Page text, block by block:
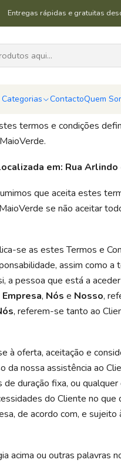
Categorias ContactoQuem
Entregas rápidas e gratuitas
Início Termos e
e
termos e condições
em: Rua Arlindo
que aceita estes
se não aceitar
se as estes Termos e
assim como a
a pessoa que está a
, Nós e Nosso,
, referem-se tanto ao
à oferta, aceitação e
da nossa assistência ao
duração fixa, ou
do Cliente no
de acordo com, e
acima ou outras palavras